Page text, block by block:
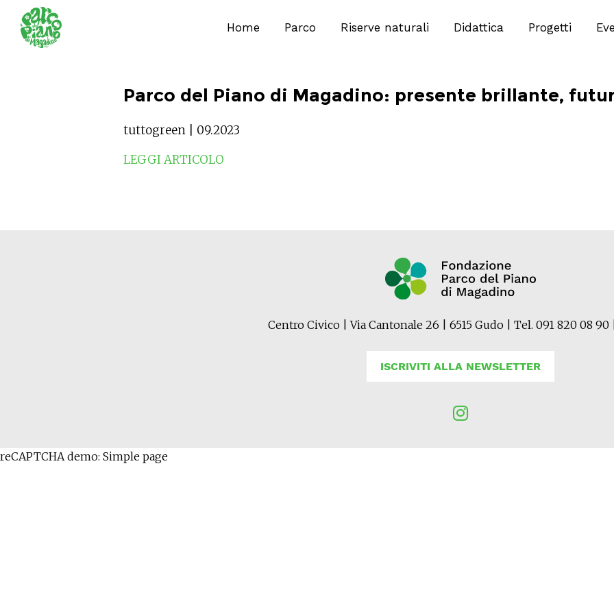
Home Parco Riserve naturali Didattica Progetti
Parco del Piano di Magadino: presente brillante,
tuttogreen | 09.2023
LEGGI ARTICOLO
Centro Civico | Via Cantonale 26 | 6515 Gudo | Tel. 091 820 08 90 |
ISCRIVITI ALLA NEWSLETTER
reCAPTCHA demo: Simple page